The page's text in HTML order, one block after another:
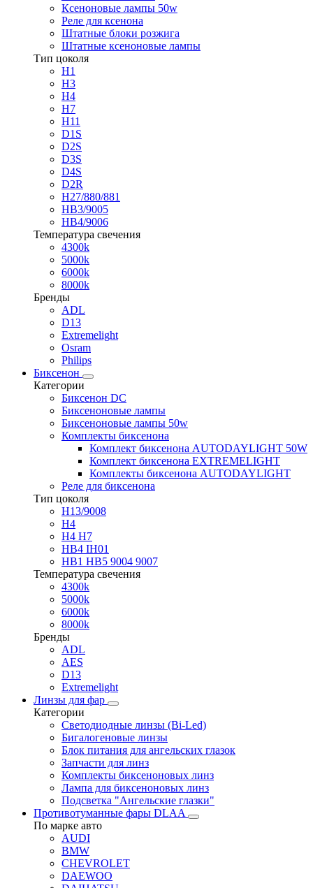
Ксеноновые лампы 50w
Реле для ксенона
Штатные блоки розжига
Штатные ксеноновые лампы
Тип цоколя
H1
H3
H4
H7
H11
D1S
D2S
D3S
D4S
D2R
H27/880/881
HB3/9005
HB4/9006
Температура свечения
4300k
5000k
6000k
8000k
Бренды
ADL
D13
Extremelight
Osram
Philips
Биксенон
Категории
Биксенон DC
Биксеноновые лампы
Биксеноновые лампы 50w
Комплекты биксенона
Комплект биксенона AUTODAYLIGHT 50W
Комплект биксенона EXTREMELIGHT
Комплекты биксенона AUTODAYLIGHT
Реле для биксенона
Тип цоколя
H13/9008
H4
H4 H7
HB4 IH01
HB1 HB5 9004 9007
Температура свечения
4300k
5000k
6000k
8000k
Бренды
ADL
AES
D13
Extremelight
Линзы для фар
Категории
Светодиодные линзы (Bi-Led)
Бигалогеновые линзы
Блок питания для ангельских глазок
Запчасти для линз
Комплекты биксеноновых линз
Лампа для биксеноновых линз
Подсветка "Ангельские глазки"
Противотуманные фары DLAA
По марке авто
AUDI
BMW
CHEVROLET
DAEWOO